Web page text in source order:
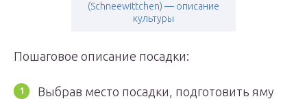
(Schneewittchen) — описание
культуры
Пошаговое описание посадки:
Выбрав место посадки, подготовить яму